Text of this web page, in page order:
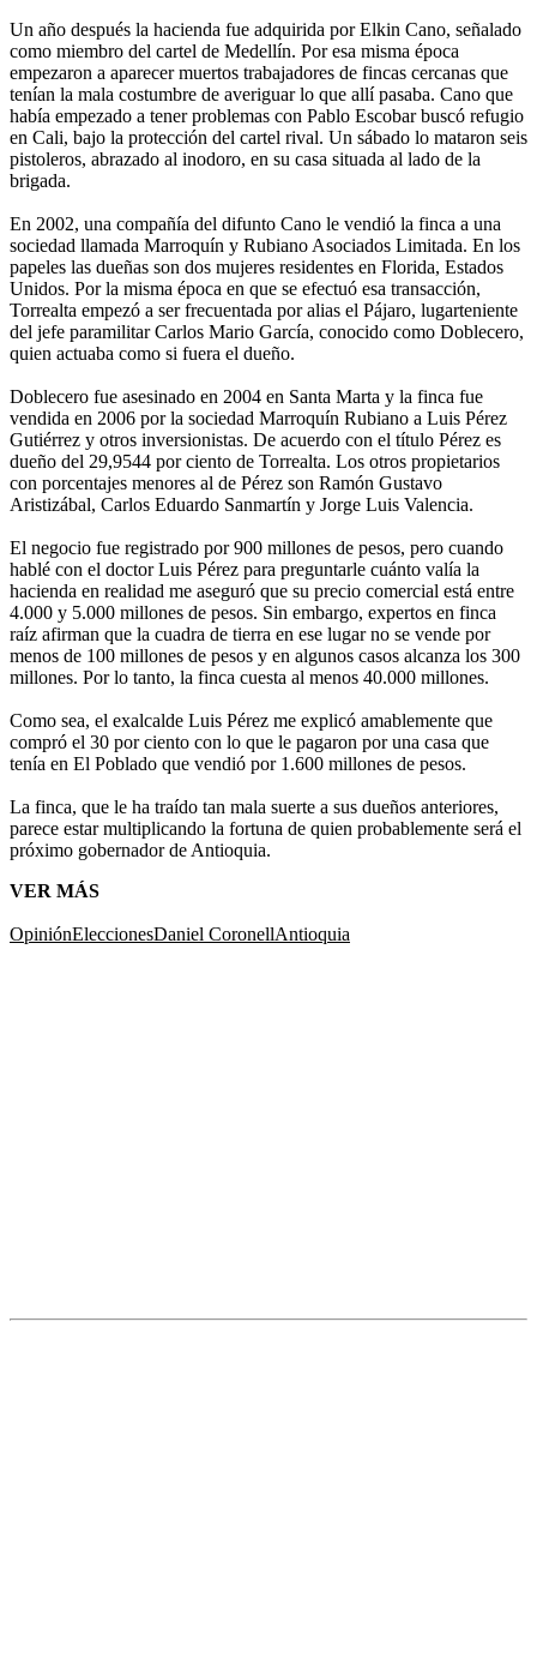
Un año después la hacienda fue adquirida por Elkin Cano, señalado
como miembro del cartel de Medellín. Por esa misma época
empezaron a aparecer muertos trabajadores de fincas cercanas que
tenían la mala costumbre de averiguar lo que allí pasaba. Cano que
había empezado a tener problemas con Pablo Escobar buscó refugio
en Cali, bajo la protección del cartel rival. Un sábado lo mataron seis
pistoleros, abrazado al inodoro, en su casa situada al lado de la
brigada.
En 2002, una compañía del difunto Cano le vendió la finca a una
sociedad llamada Marroquín y Rubiano Asociados Limitada. En los
papeles las dueñas son dos mujeres residentes en Florida, Estados
Unidos. Por la misma época en que se efectuó esa transacción,
Torrealta empezó a ser frecuentada por alias el Pájaro, lugarteniente
del jefe paramilitar Carlos Mario García, conocido como Doblecero,
quien actuaba como si fuera el dueño.
Doblecero fue asesinado en 2004 en Santa Marta y la finca fue
vendida en 2006 por la sociedad Marroquín Rubiano a Luis Pérez
Gutiérrez y otros inversionistas. De acuerdo con el título Pérez es
dueño del 29,9544 por ciento de Torrealta. Los otros propietarios
con porcentajes menores al de Pérez son Ramón Gustavo
Aristizábal, Carlos Eduardo Sanmartín y Jorge Luis Valencia.
El negocio fue registrado por 900 millones de pesos, pero cuando
hablé con el doctor Luis Pérez para preguntarle cuánto valía la
hacienda en realidad me aseguró que su precio comercial está entre
4.000 y 5.000 millones de pesos. Sin embargo, expertos en finca
raíz afirman que la cuadra de tierra en ese lugar no se vende por
menos de 100 millones de pesos y en algunos casos alcanza los 300
millones. Por lo tanto, la finca cuesta al menos 40.000 millones.
Como sea, el exalcalde Luis Pérez me explicó amablemente que
compró el 30 por ciento con lo que le pagaron por una casa que
tenía en El Poblado que vendió por 1.600 millones de pesos.
La finca, que le ha traído tan mala suerte a sus dueños anteriores,
parece estar multiplicando la fortuna de quien probablemente será el
próximo gobernador de Antioquia.
VER MÁS
OpiniónEleccionesDaniel CoronellAntioquia